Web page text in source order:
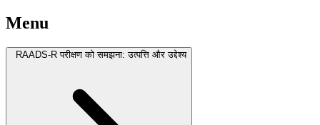
Menu
RAADS-R परीक्षण को समझना: उत्पत्ति और उद्देश्य